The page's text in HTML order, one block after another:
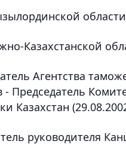
области
Казахстанской
Агентства
- Председатель
Казахстан
руководителя